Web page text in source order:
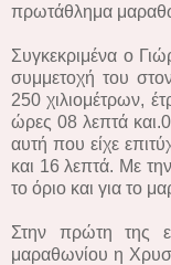
πρωτάθλημα
Συγκεκριμένα ο
συμμετοχή του
250 χιλιομέτρων,
ώρες 08 λεπτά
αυτή που είχε
και 16 λεπτά. Με
το όριο και για το
Στην πρώτη της
μαραθωνίου η